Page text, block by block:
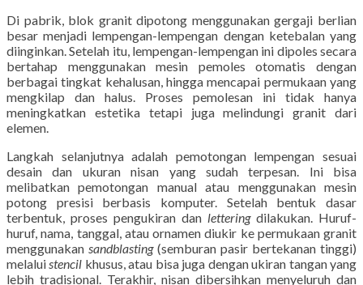
Di pabrik, blok granit dipotong menggunakan gergaji berlian
besar menjadi lempengan-lempengan dengan ketebalan yang
diinginkan. Setelah itu, lempengan-lempengan ini dipoles secara
bertahap menggunakan mesin pemoles otomatis dengan
berbagai tingkat kehalusan, hingga mencapai permukaan yang
mengkilap dan halus. Proses pemolesan ini tidak hanya
meningkatkan estetika tetapi juga melindungi granit dari
elemen.
Langkah selanjutnya adalah pemotongan lempengan sesuai
desain dan ukuran nisan yang sudah terpesan. Ini bisa
melibatkan pemotongan manual atau menggunakan mesin
potong presisi berbasis komputer. Setelah bentuk dasar
terbentuk, proses pengukiran dan letteringdilakukan. Huruf-
huruf, nama, tanggal, atau ornamen diukir ke permukaan granit
menggunakan sandblasting(semburan pasir bertekanan tinggi)
melalui stencil khusus, atau bisa juga dengan ukiran tangan yang
lebih tradisional. Terakhir, nisan dibersihkan menyeluruh dan